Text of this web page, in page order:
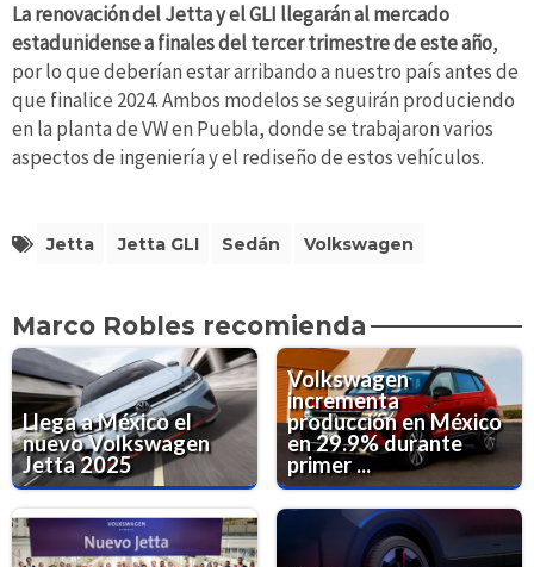
La renovación del Jetta y el GLI llegarán al mercado
estadunidense a finales del tercer trimestre de este año,
por lo que deberían estar arribando a nuestro país antes de
que finalice 2024. Ambos modelos se seguirán produciendo
en la planta de VW en Puebla, donde se trabajaron varios
aspectos de ingeniería y el rediseño de estos vehículos.
Jetta Jetta GLI Sedán Volkswagen
Marco Robles recomienda
Llega a México el
nuevo Volkswagen
Jetta 2025
Volkswagen
incrementa
producción en México
en 29.9% durante
primer ...